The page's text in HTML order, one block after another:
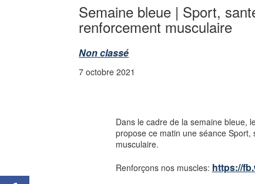
Semaine bleue | Sport,
renforcement musculaire
Non classé
7 octobre 2021
Dans le cadre de la semaine bleue,
propose ce matin une séance
musculaire.
Renforçons nos muscles: https://